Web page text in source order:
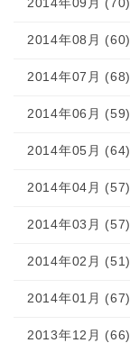
2014年08月 (60)
2014年07月 (68)
2014年06月 (59)
2014年05月 (64)
2014年04月 (57)
2014年03月 (57)
2014年02月 (51)
2014年01月 (67)
2013年12月 (66)